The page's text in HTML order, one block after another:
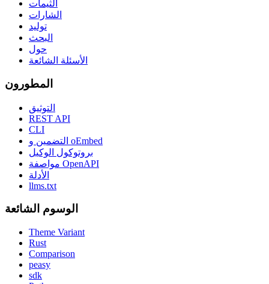
الثيمات
الشارات
توليد
البحث
حول
الأسئلة الشائعة
المطورون
التوثيق
REST API
CLI
التضمين و oEmbed
بروتوكول الوكيل
مواصفة OpenAPI
الأدلة
llms.txt
الوسوم الشائعة
Theme Variant
Rust
Comparison
peasy
sdk